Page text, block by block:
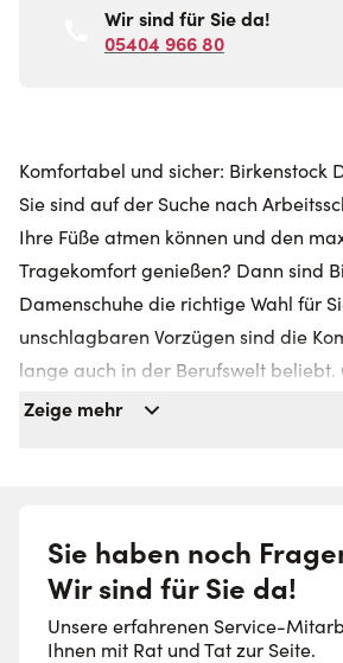
Wir sind für Sie da!
05404 966 80
Komfortabel und sicher: Birkenstock
Sie sind auf der Suche nach
Ihre Füße atmen können und den
Tragekomfort genießen? Dann sind
Damenschuhe die richtige Wahl für
unschlagbaren Vorzügen sind die
lange auch in der Berufswelt
oder Arztpraxis – die Marke ist nicht
Im Sortiment von 7days finden Sie
Birkenstock Sandalen und
Clogs, die sich besonders gut für den
Zeige mehr
Sie haben noch
Wir sind für Sie da!
Unsere erfahrenen Service-
Ihnen mit Rat und Tat zur Seite.